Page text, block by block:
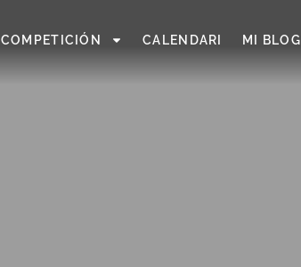
COMPETICIÓN CALENDARI MI BLOG